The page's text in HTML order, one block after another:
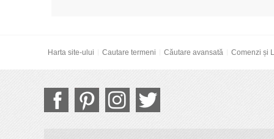
Harta site-ului Cautare termeni Căutare avansată Comenzi și